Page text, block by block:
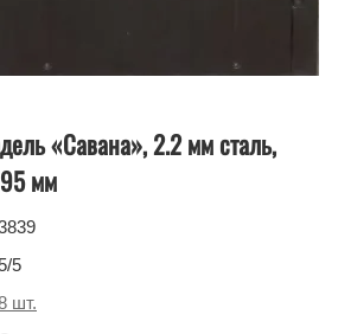
«Савана», 2.2 мм сталь,
мм
/5
шт.